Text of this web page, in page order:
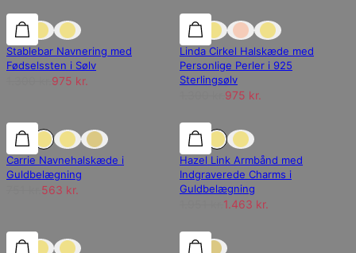
25% rabat 25% rabat
Stablebar Navnering med
Fødselssten i Sølv
975 kr.
25% rabat
Linda Cirkel Halskæde med
Personlige Perler i 925
Sterlingsølv
975 kr.
25% rabat 25% rabat
Carrie Navnehalskæde i
Guldbelægning
563 kr.
25% rabat
Hazel Link Armbånd med
Indgraverede Charms i
Guldbelægning
1.463 kr.
15% rabat 15% rabat
15% rabat